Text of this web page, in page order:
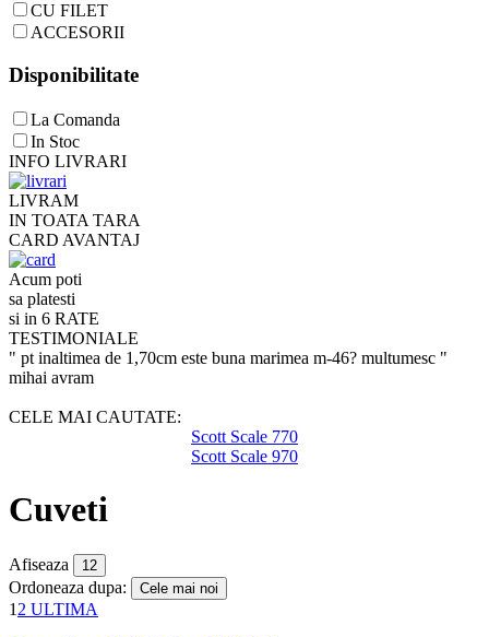
CU FILET
ACCESORII
Disponibilitate
La Comanda
In Stoc
INFO LIVRARI
LIVRAM
IN TOATA TARA
CARD AVANTAJ
Acum poti
sa platesti
si in 6 RATE
TESTIMONIALE
" pt inaltimea de 1,70cm este buna marimea m-46? multumesc "
mihai avram
CELE MAI CAUTATE:
Scott Scale 770
Scott Scale 970
Cuveti
Afiseaza
Ordoneaza dupa:
1 2 ULTIMA